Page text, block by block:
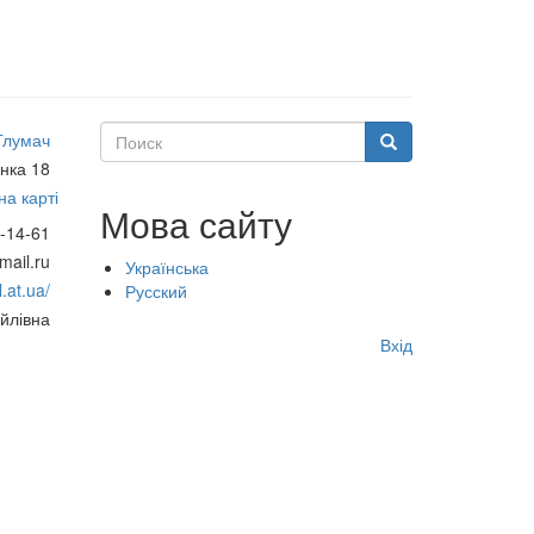
18
карті
61
Поиск Поиск
Мова сайту
Українська
Русский
Вхід